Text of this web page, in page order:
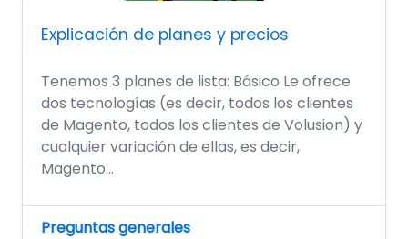
Explicación de planes y precios
Tenemos 3 planes de lista: Básico Le ofrece
dos tecnologías (es decir, todos los clientes
de Magento, todos los clientes de Volusion) y
cualquier variación de ellas, es decir,
Magento...
Preguntas generales